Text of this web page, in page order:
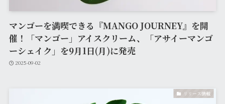
マンゴーを満喫できる『MANGO JOURNEY』を開
催！「マンゴー」アイスクリーム、「アサイーマンゴ
ーシェイク」を9月1日(月)に発売
2025-09-02
リリース情報